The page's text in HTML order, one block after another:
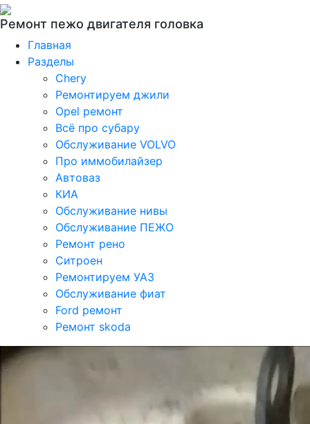
Ремонт пежо двигателя головка
Главная
Разделы
Chery
Ремонтируем джили
Opel ремонт
Всё про субару
Обслуживание VOLVO
Про иммобилайзер
Автоваз
КИА
Обслуживание нивы
Обслуживание ПЕЖО
Ремонт рено
Ситроен
Ремонтируем УАЗ
Обслуживание фиат
Ford ремонт
Ремонт skoda